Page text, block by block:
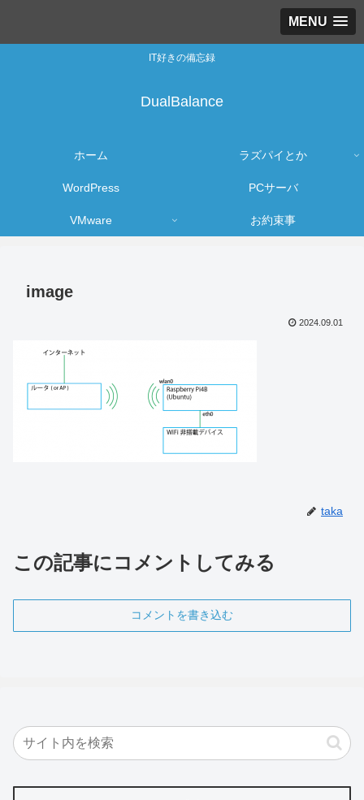
MENU
IT好きの備忘録
DualBalance
ホーム ラズパイとか
WordPress PCサーバ
VMware お約束事
image
2024.09.01
taka
この記事にコメントしてみる
コメントを書き込む